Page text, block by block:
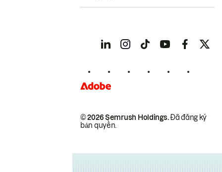
© 2026 Semrush Holdings.Đã đăng ký
bản quyền.